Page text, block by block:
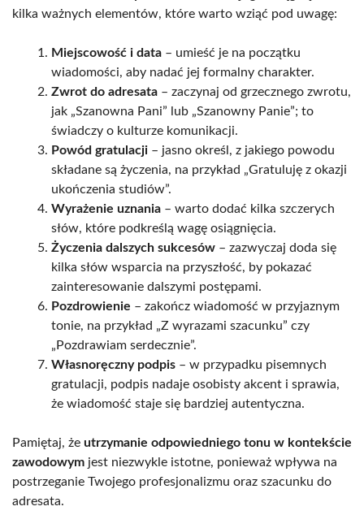
kilka ważnych elementów, które warto wziąć pod uwagę:
Miejscowość i data – umieść je na początku
wiadomości, aby nadać jej formalny charakter.
Zwrot do adresata – zaczynaj od grzecznego zwrotu,
jak „Szanowna Pani” lub „Szanowny Panie”; to
świadczy o kulturze komunikacji.
Powód gratulacji – jasno określ, z jakiego powodu
składane są życzenia, na przykład „Gratuluję z okazji
ukończenia studiów”.
Wyrażenie uznania – warto dodać kilka szczerych
słów, które podkreślą wagę osiągnięcia.
Życzenia dalszych sukcesów – zazwyczaj doda się
kilka słów wsparcia na przyszłość, by pokazać
zainteresowanie dalszymi postępami.
Pozdrowienie – zakończ wiadomość w przyjaznym
tonie, na przykład „Z wyrazami szacunku” czy
„Pozdrawiam serdecznie”.
Własnoręczny podpis – w przypadku pisemnych
gratulacji, podpis nadaje osobisty akcent i sprawia,
że wiadomość staje się bardziej autentyczna.
Pamiętaj, że utrzymanie odpowiedniego tonu w kontekście
zawodowym jest niezwykle istotne, ponieważ wpływa na
postrzeganie Twojego profesjonalizmu oraz szacunku do
adresata.